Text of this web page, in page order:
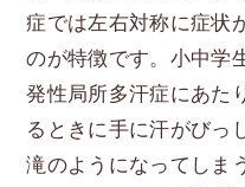
症では左右対称に症状
のが特徴です。小中学
発性局所多汗症にあた
るときに手に汗がびっ
滝のようになってしま